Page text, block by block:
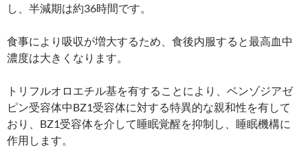
し、半減期は約36時間です。
食事により吸収が増大するため、食後内服すると最高血中
濃度は大きくなります。
トリフルオロエチル基を有することにより、ベンゾジアゼ
ピン受容体中BZ1受容体に対する特異的な親和性を有して
おり、BZ1受容体を介して睡眠覚醒を抑制し、睡眠機構に
作用します。